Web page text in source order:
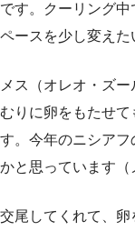
です。クーリング
ペースを少し変えた
メス（オレオ・ズ
むりに卵をもたせて
す。今年のニシア
かと思っています（
交尾してくれて、